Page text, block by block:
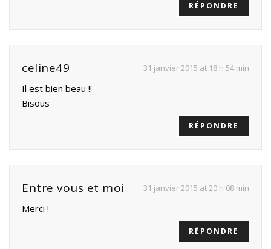
RÉPONDRE
celine49 31 janvier 2015 at 18 h 54 min
Il est bien beau !!
Bisous
RÉPONDRE
Entre vous et moi 31 janvier 2015 at 20 h 08 min
Merci !
RÉPONDRE